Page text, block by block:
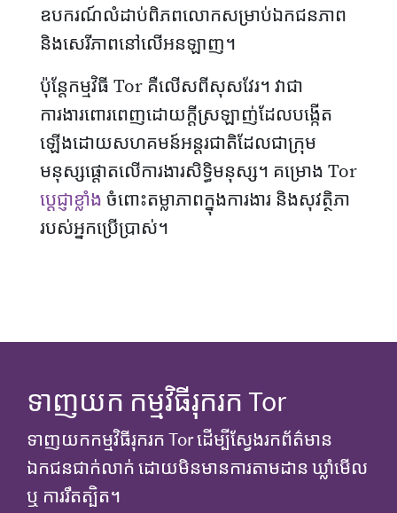
ឧបករណ៍លំដាប់ពិភពលោកសម្រាប់ឯកជនភាព
និងសេរីភាពនៅលើអនឡាញ។
ប៉ុន្តែកម្មវិធី Tor គឺលើសពីសុសវែរ។ វាជា
ការងារពោរពេញដោយក្តីស្រឡាញ់ដែលបង្កើត
ឡើងដោយ​សហគមន៍​អន្តរជាតិដែលជាក្រុម
មនុស្សផ្តោតលើការងារសិទ្ធិមនុស្ស។ គម្រោង Tor
ប្តេជ្ញាខ្លាំង ចំពោះតម្លាភាពក្នុងការងារ និងសុវត្ថិភា
របស់អ្នកប្រើប្រាស់។
ទាញយក កម្មវិធីរុករក Tor
ទាញយកកម្មវិធីរុករក Tor ដើម្បីស្វែងរកព័ត៌មាន
ឯកជនជាក់លាក់ ដោយមិនមានការតាមដាន ឃ្លាំមើល
ឬ ការរឹតត្បិត។​